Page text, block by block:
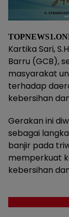
Kartika Sari,
Barru (GCB),
masyarakat
terhadap
kebersihan
Gerakan ini
sebagai
banjir pada
memperkuat
kebersihan